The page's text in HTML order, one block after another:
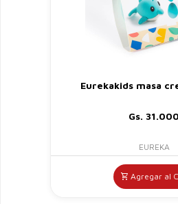
Eurekakids masa
Gs. 31.000
EUREKA
Agregar al